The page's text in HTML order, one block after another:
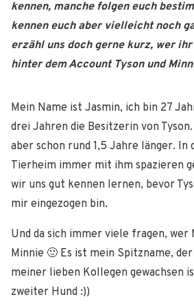
kennen, manche folgen euch
kennen euch aber vielleicht noch
erzähl uns doch gerne kurz, wer
hinter dem Account Tyson und
Mein Name ist Jasmin, ich bin 27
drei Jahren die Besitzerin von
aber schon rund 1,5 Jahre länger. In
Tierheim immer mit ihm spazieren
wir uns gut kennen lernen, bevor
mir eingezogen bin.
Und da sich immer viele fragen, wer
Minnie 🙂 Es ist mein Spitzname,
meiner lieben Kollegen gewachsen
zweiter Hund :))